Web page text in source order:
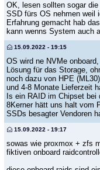
OK, lesen sollten sogar
SSD fürs OS nehmen weil
Erfahrung gemacht hab
kann wenns System auch
15.09.2022 - 19:15
OS wird ne NVMe
Lösung für das Storage,
noch dazu von HPE
und 4-8 Monate Lieferzeit
Is ein RAID im Chipset
8Kerner hätt uns halt vom
SSDs besagter Vendoren
15.09.2022 - 19:17
sowas wie proxmox + zfs
fiktiven onboard